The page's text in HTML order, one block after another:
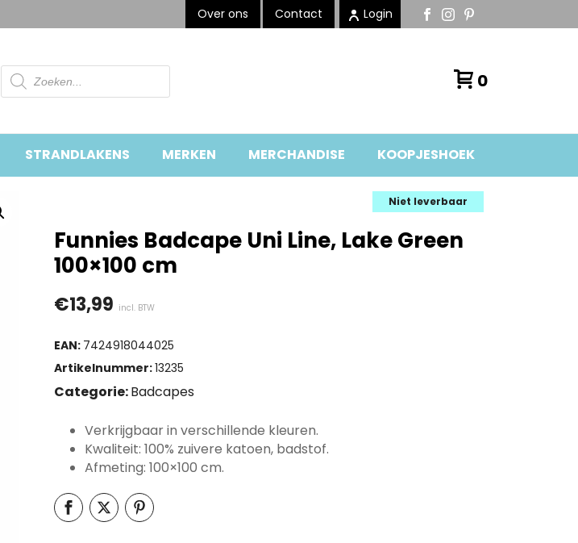
Over ons Contact Login
Producten
zoeken 0
STRANDLAKENS MERKEN MERCHANDISE KOOPJESHOEK
Niet leverbaar
Funnies Badcape Uni Line, Lake Green
100×100 cm
€13,99 incl. BTW
EAN: 7424918044025
Artikelnummer:13235
Categorie:Badcapes
Verkrijgbaar in verschillende kleuren.
Kwaliteit: 100% zuivere katoen, badstof.
Afmeting: 100×100 cm.